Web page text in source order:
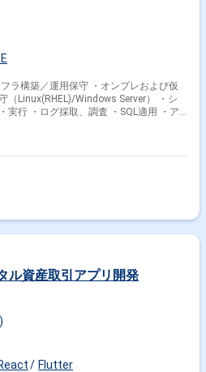
ラ構築／運用保守 ・オンプレおよび仮
（Linux(RHEL)/Windows Server） ・シ
実行 ・ログ採取、調査 ・SQL適用 ・ア
ル資産取引アプリ開発
Flutter